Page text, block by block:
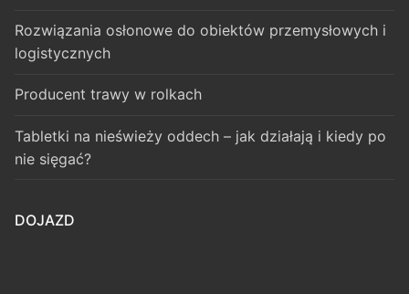
Rozwiązania osłonowe do obiektów przemysłowych i
logistycznych
Producent trawy w rolkach
Tabletki na nieświeży oddech – jak działają i kiedy po
nie sięgać?
DOJAZD